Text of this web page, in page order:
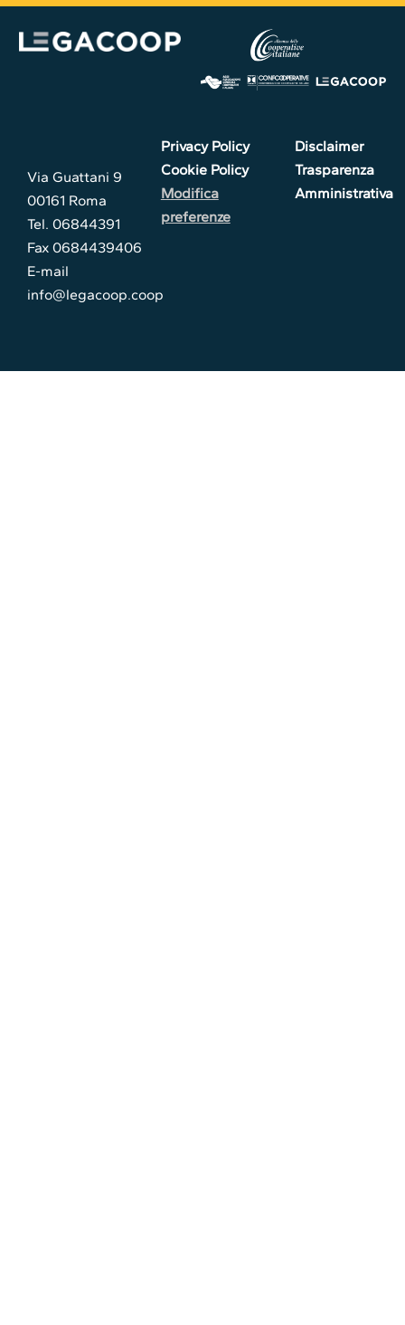
Via Guattani 9
00161 Roma
Tel. 06844391
Fax 0684439406
E-mail
info@legacoop.coop
Privacy Policy
Cookie Policy
Modifica
preferenze
Disclaimer
Trasparenza
Amministrativa